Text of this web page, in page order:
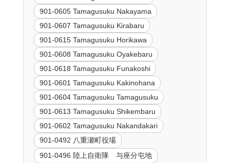
901-0605 Tamagusuku Nakayama
901-0607 Tamagusuku Kirabaru
901-0615 Tamagusuku Horikawa
901-0608 Tamagusuku Oyakebaru
901-0618 Tamagusuku Funakoshi
901-0601 Tamagusuku Kakinohana
901-0604 Tamagusuku Tamagusuku
901-0613 Tamagusuku Shikembaru
901-0602 Tamagusuku Nakandakari
901-0492 八重瀬町役場
901-0496 陸上自衛隊 与座分屯地